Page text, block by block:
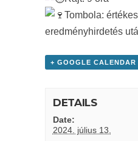
Tombola:
eredményhirdetés
+ GOOGLE CALENDAR
DETAILS
Date:
2024. július 13.